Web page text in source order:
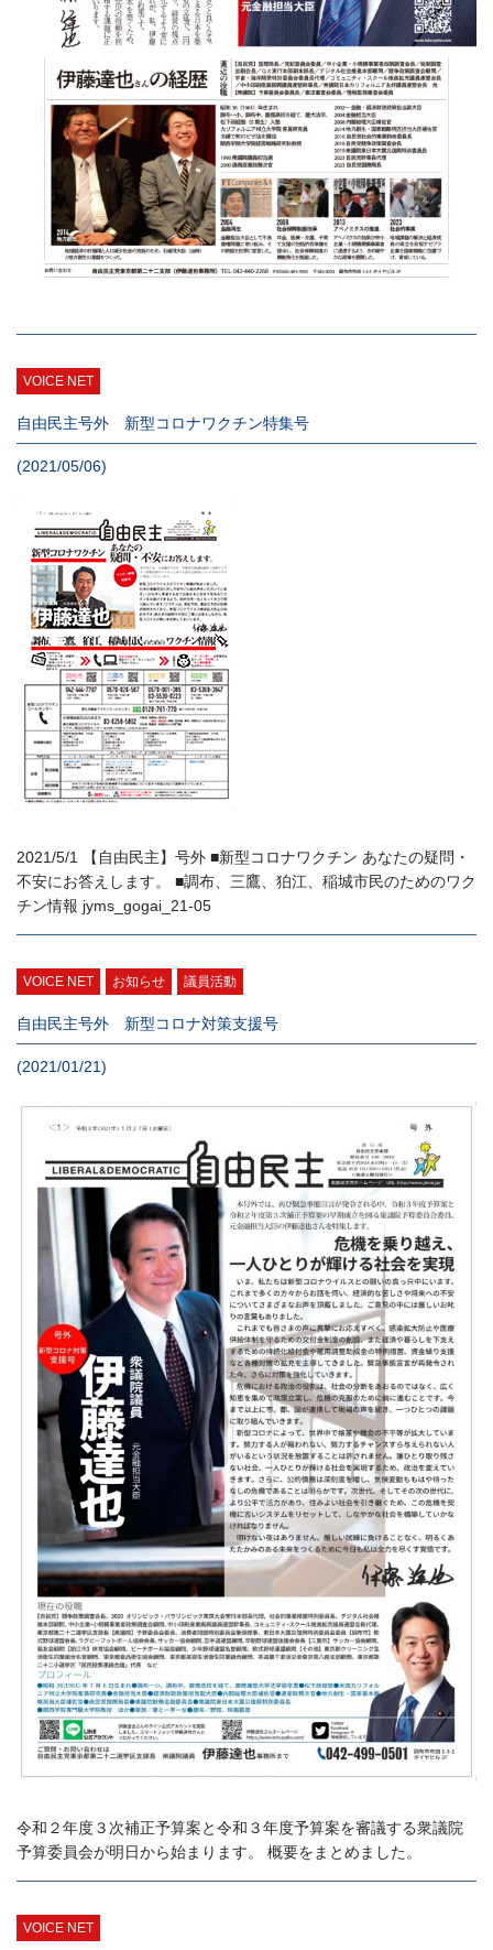
VOICE NET
自由民主号外 新型コロナワクチン特集号
(2021/05/06)
2021/5/1 【自由民主】号外 ■新型コロナワクチン あなたの疑問・
不安にお答えします。 ■調布、三鷹、狛江、稲城市民のためのワク
チン情報 jyms_gogai_21-05
VOICE NET お知らせ 議員活動
自由民主号外 新型コロナ対策支援号
(2021/01/21)
令和２年度３次補正予算案と令和３年度予算案を審議する衆議院
予算委員会が明日から始まります。 概要をまとめました。
VOICE NET